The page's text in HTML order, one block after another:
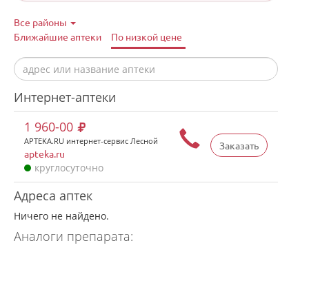
Все районы
Ближайшие аптеки
По низкой цене
Интернет-аптеки
Заказать
1 960-00
APTEKA.RU интернет-сервис Лесной
apteka.ru
круглосуточно
Адреса аптек
Ничего не найдено.
Аналоги препарата: